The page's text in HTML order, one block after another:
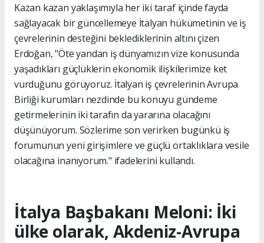
Kazan kazan yaklaşımıyla her iki taraf içinde fayda
sağlayacak bir güncellemeye İtalyan hükümetinin ve iş
çevrelerinin desteğini beklediklerinin altını çizen
Erdoğan, "Öte yandan iş dünyamızın vize konusunda
yaşadıkları güçlüklerin ekonomik ilişkilerimize ket
vurduğunu görüyoruz. İtalyan iş çevrelerinin Avrupa
Birliği kurumları nezdinde bu konuyu gündeme
getirmelerinin iki tarafın da yararına olacağını
düşünüyorum. Sözlerime son verirken bugünkü iş
forumunun yeni girişimlere ve güçlü ortaklıklara vesile
olacağına inanıyorum." ifadelerini kullandı.
İtalya Başbakanı Meloni: İki
ülke olarak, Akdeniz-Avrupa